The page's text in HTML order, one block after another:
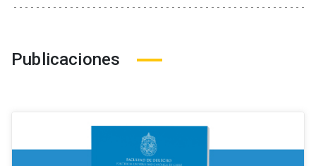
Publicaciones